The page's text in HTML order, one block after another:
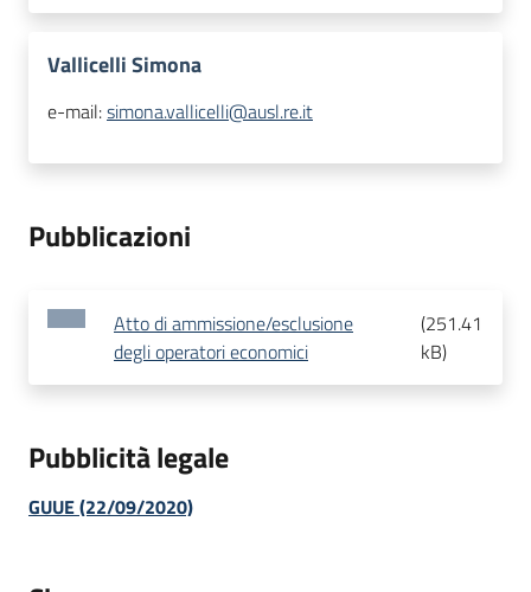
Vallicelli Simona
e-mail:simona.vallicelli@ausl.re.it
Pubblicazioni
Atto di ammissione/esclusione
degli operatori economici
(251.41
kB)
Pubblicità legale
GUUE (22/09/2020)